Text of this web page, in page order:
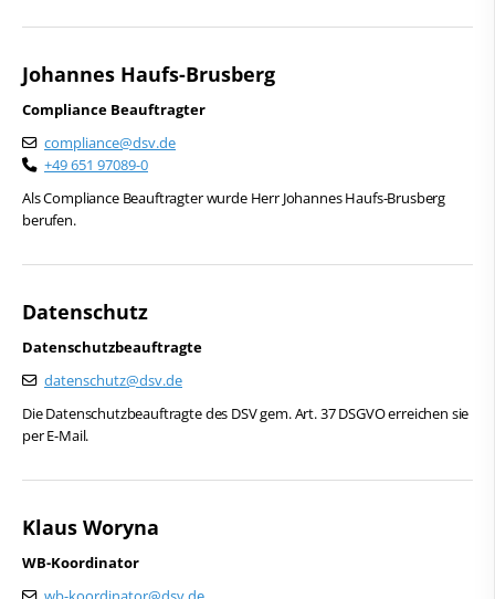
Johannes Haufs-Brusberg
Compliance Beauftragter
compliance@dsv.de
+49 651 97089-0
Als Compliance Beauftragter wurde Herr Johannes Haufs-Brusberg
berufen.
Datenschutz
Datenschutzbeauftragte
datenschutz@dsv.de
Die Datenschutzbeauftragte des DSV gem. Art. 37 DSGVO erreichen sie
per E-Mail.
Klaus Woryna
WB-Koordinator